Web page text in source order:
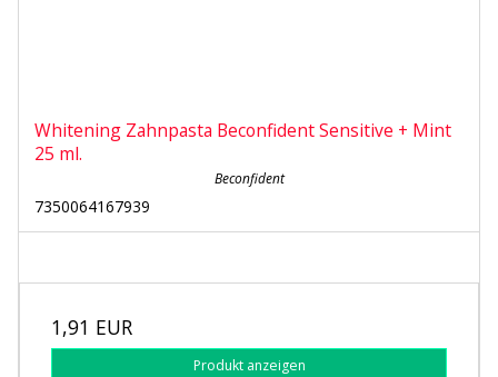
Whitening Zahnpasta Beconfident Sensitive + Mint
25 ml.
Beconfident
7350064167939
1,91 EUR
Produkt anzeigen